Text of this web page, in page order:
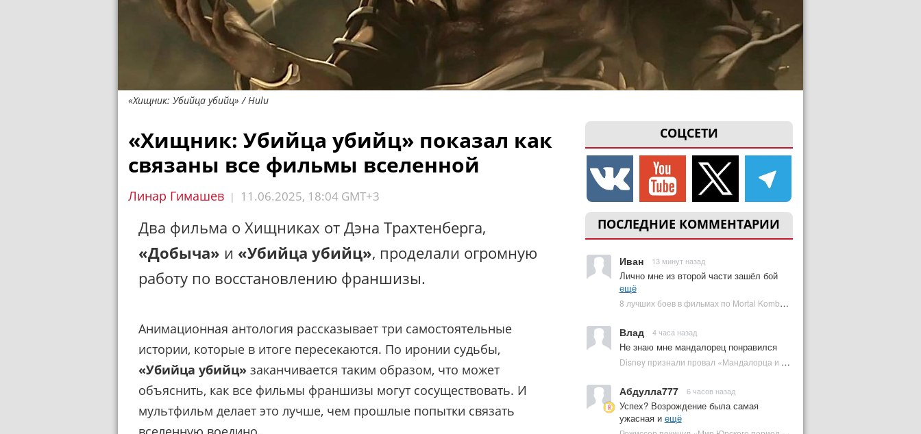
«Хищник: Убийца убийц» / Hulu
СОЦСЕТИ
ПОСЛЕДНИЕ КОММЕНТАРИИ
Иван 13 минут назад
Лично мне из второй части зашёл бой
ещё
8 лучших боев в фильмах по Mortal Kombat: от «Смертельной битвы» до «Мортал Комбат 2» | Plugged In Ru
Влад 4 часа назад
Не знаю мне мандалорец понравился
Disney признали провал «Мандалорца и Грогу» и еще одной новинки | Plugged In Ru
Абдулла777 6 часов назад
Успех? Возрождение была самая
ужасная и ещё
«Хищник: Убийца убийц» показал как
связаны все фильмы вселенной
Линар Гимашев | 11.06.2025, 18:04 GMT+3
Два фильма о Хищниках от Дэна Трахтенберга,
«Добыча» и «Убийца убийц», проделали огромную
работу по восстановлению франшизы.
Анимационная антология рассказывает три самостоятельные
истории, которые в итоге пересекаются. По иронии судьбы,
«Убийца убийц» заканчивается таким образом, что может
объяснить, как все фильмы франшизы могут сосуществовать. И
мультфильм делает это лучше, чем прошлые попытки связать